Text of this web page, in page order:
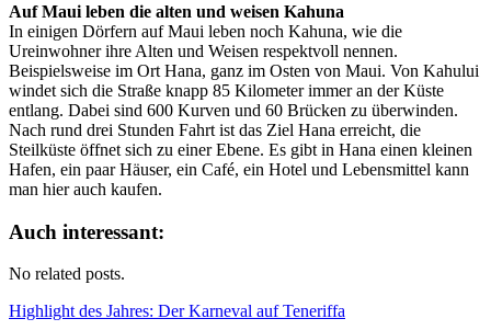
Auf Maui leben die alten und weisen Kahuna
In einigen Dörfern auf Maui leben noch Kahuna, wie die
Ureinwohner ihre Alten und Weisen respektvoll nennen.
Beispielsweise im Ort Hana, ganz im Osten von Maui. Von Kahului
windet sich die Straße knapp 85 Kilometer immer an der Küste
entlang. Dabei sind 600 Kurven und 60 Brücken zu überwinden.
Nach rund drei Stunden Fahrt ist das Ziel Hana erreicht, die
Steilküste öffnet sich zu einer Ebene. Es gibt in Hana einen kleinen
Hafen, ein paar Häuser, ein Café, ein Hotel und Lebensmittel kann
man hier auch kaufen.
Auch interessant:
No related posts.
Highlight des Jahres: Der Karneval auf Teneriffa